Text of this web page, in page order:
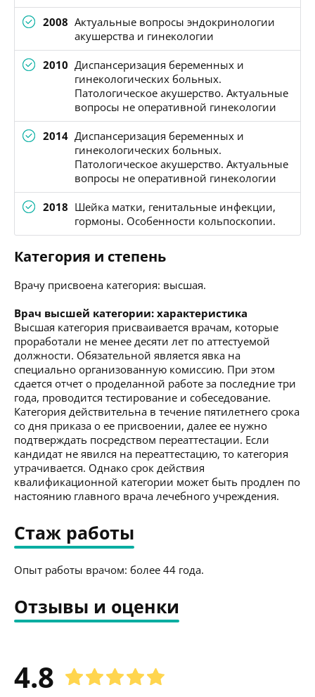
2008 Актуальные вопросы эндокринологии
акушерства и гинекологии
2010 Диспансеризация беременных и
гинекологических больных.
Патологическое акушерство. Актуальные
вопросы не оперативной гинекологии
2014 Диспансеризация беременных и
гинекологических больных.
Патологическое акушерство. Актуальные
вопросы не оперативной гинекологии
2018 Шейка матки, генитальные инфекции,
гормоны. Особенности кольпоскопии.
Категория и степень
Врачу присвоена категория: высшая.
Врач высшей категории: характеристика
Высшая категория присваивается врачам, которые
проработали не менее десяти лет по аттестуемой
должности. Обязательной является явка на
специально организованную комиссию. При этом
сдается отчет о проделанной работе за последние три
года, проводится тестирование и собеседование.
Категория действительна в течение пятилетнего срока
со дня приказа о ее присвоении, далее ее нужно
подтверждать посредством переаттестации. Если
кандидат не явился на переаттестацию, то категория
утрачивается. Однако срок действия
квалификационной категории может быть продлен по
настоянию главного врача лечебного учреждения.
Стаж работы
Опыт работы врачом: более 44 года.
Отзывы и оценки
4.8